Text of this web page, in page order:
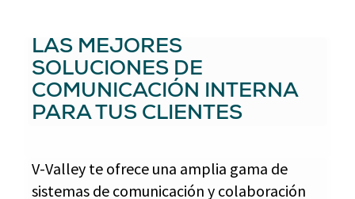
LAS MEJORES
SOLUCIONES DE
COMUNICACIÓN INTERNA
PARA TUS CLIENTES
V-Valley te ofrece una amplia gama de
sistemas de comunicación y colaboración